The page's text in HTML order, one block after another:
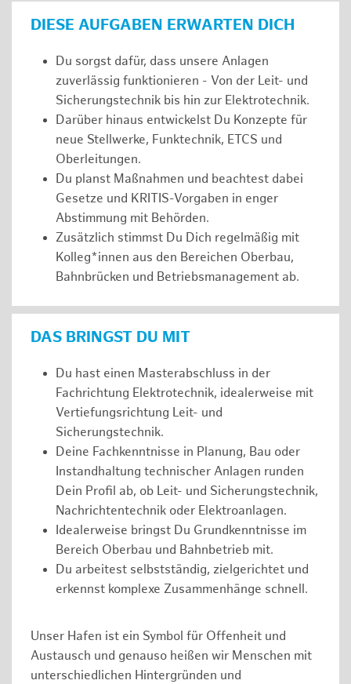
DIESE AUFGABEN ERWARTEN DICH
Du sorgst dafür, dass unsere Anlagen
zuverlässig funktionieren - Von der Leit- und
Sicherungstechnik bis hin zur Elektrotechnik.
Darüber hinaus entwickelst Du Konzepte für
neue Stellwerke, Funktechnik, ETCS und
Oberleitungen.
Du planst Maßnahmen und beachtest dabei
Gesetze und KRITIS-Vorgaben in enger
Abstimmung mit Behörden.
Zusätzlich stimmst Du Dich regelmäßig mit
Kolleg*innen aus den Bereichen Oberbau,
Bahnbrücken und Betriebsmanagement ab.
DAS BRINGST DU MIT
Du hast einen Masterabschluss in der
Fachrichtung Elektrotechnik, idealerweise mit
Vertiefungsrichtung Leit- und
Sicherungstechnik.
Deine Fachkenntnisse in Planung, Bau oder
Instandhaltung technischer Anlagen runden
Dein Profil ab, ob Leit- und Sicherungstechnik,
Nachrichtentechnik oder Elektroanlagen.
Idealerweise bringst Du Grundkenntnisse im
Bereich Oberbau und Bahnbetrieb mit.
Du arbeitest selbstständig, zielgerichtet und
erkennst komplexe Zusammenhänge schnell.
Unser Hafen ist ein Symbol für Offenheit und
Austausch und genauso heißen wir Menschen mit
unterschiedlichen Hintergründen und